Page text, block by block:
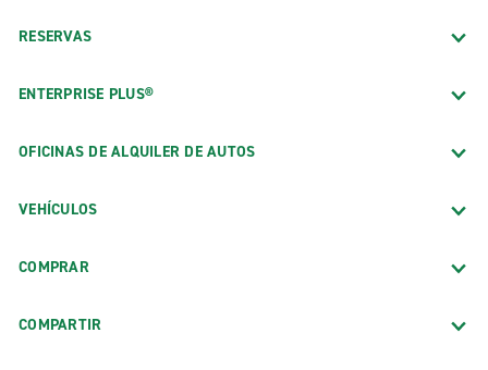
RESERVAS
ENTERPRISE PLUS®
OFICINAS DE ALQUILER DE AUTOS
VEHÍCULOS
COMPRAR
COMPARTIR